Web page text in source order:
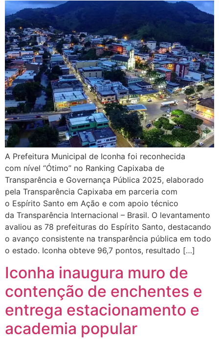
A Prefeitura Municipal de Iconha foi reconhecida
com nível “Ótimo” no Ranking Capixaba de
Transparência e Governança Pública 2025, elaborado
pela Transparência Capixaba em parceria com
o Espírito Santo em Ação e com apoio técnico
da Transparência Internacional – Brasil. O levantamento
avaliou as 78 prefeituras do Espírito Santo, destacando
o avanço consistente na transparência pública em todo
o estado. Iconha obteve 96,7 pontos, resultado […]
Iconha inaugura muro de
contenção de enchentes e
entrega estacionamento e
academia popular